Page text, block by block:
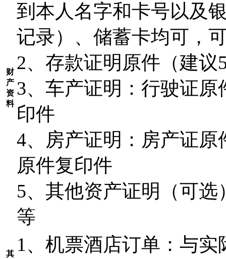
财
产
资
料
到本人名字和卡号以及
记录）、储蓄卡均可，
2、存款证明原件（建议
3、车产证明：行驶证
印件
4、房产证明：房产证
原件复印件
5、其他资产证明（可
等
其 1、机票酒店订单：与